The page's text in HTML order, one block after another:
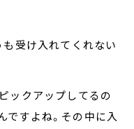
も受け入れてくれない
ックアップしてるの
ですよね。その中に入